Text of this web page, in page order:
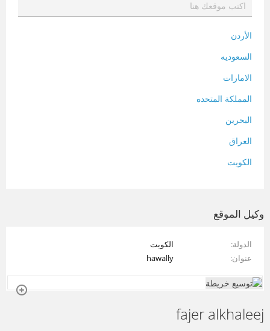
الأردن
السعوديه
الامارات
المملكة المتحده
البحرين
العراق
الكويت
فلسطين
سوريا
تونس
وكيل الموقع
الدولة
الكويت
عنوان
hawally
fajer alkhaleej